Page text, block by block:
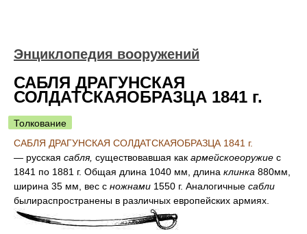
Энциклопедия вооружений
САБЛЯ ДРАГУНСКАЯ
СОЛДАТСКАЯОБРАЗЦА 1841 г.
Толкование
САБЛЯ ДРАГУНСКАЯ СОЛДАТСКАЯОБРАЗЦА 1841 г.
— русская сабля, существовавшая как армейскоеоружие с
1841 по 1881 г. Общая длина 1040 мм, длина клинка 880мм,
ширина 35 мм, вес с ножнами 1550 г. Аналогичные сабли
былираспространены в различных европейских армиях.